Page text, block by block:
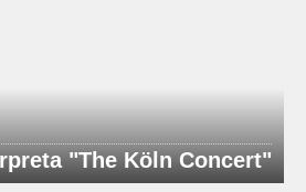
"The Köln Concert"